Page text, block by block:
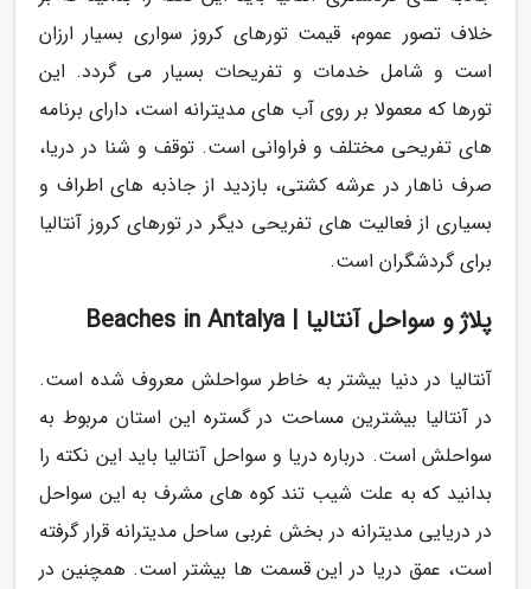
خلاف تصور عموم، قیمت تورهای کروز سواری بسیار ارزان
است و شامل خدمات و تفریحات بسیار می گردد. این
تورها که معمولا بر روی آب های مدیترانه است، دارای برنامه
های تفریحی مختلف و فراوانی است. توقف و شنا در دریا،
صرف ناهار در عرشه کشتی، بازدید از جاذبه های اطراف و
بسیاری از فعالیت های تفریحی دیگر در تورهای کروز آنتالیا
برای گردشگران است.
پلاژ و سواحل آنتالیا | Beaches in Antalya
آنتالیا در دنیا بیشتر به خاطر سواحلش معروف شده است.
در آنتالیا بیشترین مساحت در گستره این استان مربوط به
سواحلش است. درباره دریا و سواحل آنتالیا باید این نکته را
بدانید که به علت شیب تند کوه های مشرف به این سواحل
در دریایی مدیترانه در بخش غربی ساحل مدیترانه قرار گرفته
است، عمق دریا در این قسمت ها بیشتر است. همچنین در